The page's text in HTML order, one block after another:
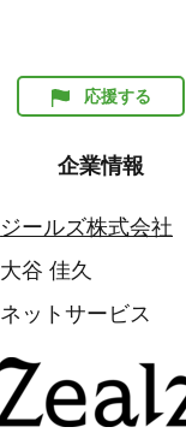
応援する
企業情報
ジールズ株式会社
大谷 佳久
ネットサービス